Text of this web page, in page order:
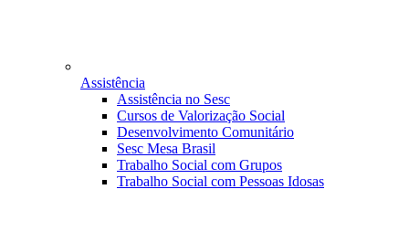
Assistência
Assistência no Sesc
Cursos de Valorização Social
Desenvolvimento Comunitário
Sesc Mesa Brasil
Trabalho Social com Grupos
Trabalho Social com Pessoas Idosas